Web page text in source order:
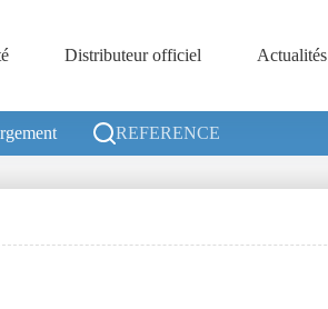
Distributeur officiel Actualités
REFERENCE